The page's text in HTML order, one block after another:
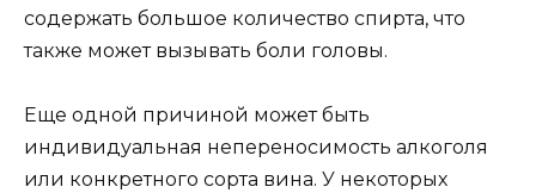
содержать большое количество спирта, что
также может вызывать боли головы.
Еще одной причиной может быть
индивидуальная непереносимость алкоголя
или конкретного сорта вина. У некоторых